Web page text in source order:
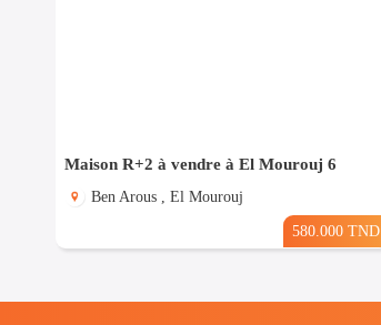
Maison R+2 à vendre à El Mourouj 6
Ben Arous , El Mourouj
580.000 TND